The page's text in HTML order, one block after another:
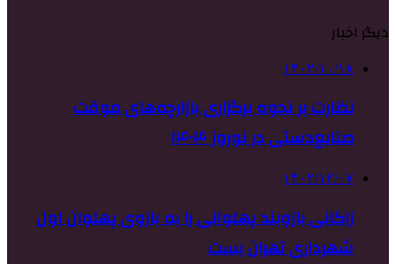
دیگر اخبار
۱۴۰۲/۱۰/۱۸
نظارت بر نحوه برگزاری بازارچه‌های موقت
صنایع‌دستی در نوروز ۱۴۰۴
۱۴۰۲/۱۲/۰۷
زاکانی بازوبند پهلوانی را به بازوی پهلوان اول
شهرداری تهران بست